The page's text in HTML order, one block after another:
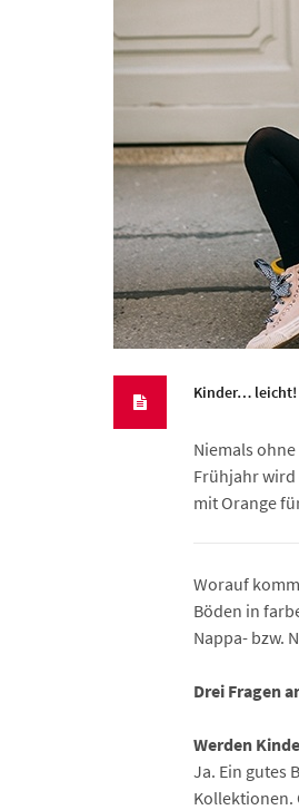
Kinder… leicht!
Niemals
Frühjahr wird
mit Orange
Worauf
Böden in
Nappa- bzw.
Drei Fragen
Werden
Ja. Ein gutes
Kollektionen.